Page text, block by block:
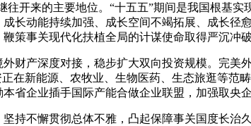
开来的主要地位。“十五五”期间是我国根基实
长动能持续加强、成长空间不竭拓展、成长
策事关现代化扶植全局的计谋使命取得严沉冲
产深度对接，稳步扩大双向投资规模。完美
在新能源、农牧业、生物医药、生态旅逛等
省企业插手国际产能合做企业联盟，加强取央
不懈贯彻总体不雅，凸起保障事关国度长治